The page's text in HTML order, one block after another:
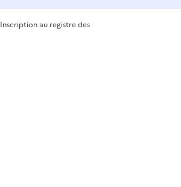
Inscription au registre des